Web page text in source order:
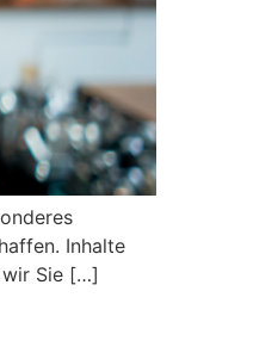
Inhalte
wir Sie […]